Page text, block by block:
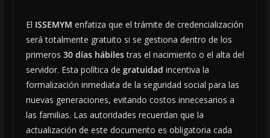
El ISSEMYM enfatiza que el trámite de credencialización
será totalmente gratuito si se gestiona dentro de los
primeros 30 días hábilestras el nacimiento o el alta del
servidor. Esta política de gratuidad incentiva la
formalización inmediata de la seguridad social para las
nuevas generaciones, evitando costos innecesarios a
las familias. Las autoridades recuerdan que la
actualización de este documento es obligatoria cada